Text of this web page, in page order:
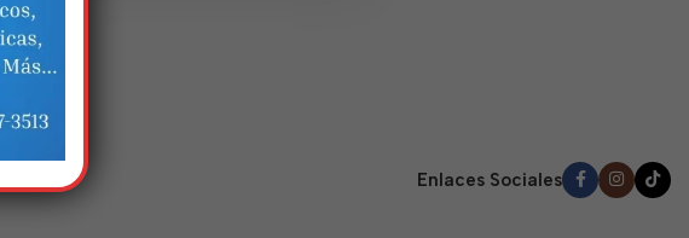
Enlaces Sociales